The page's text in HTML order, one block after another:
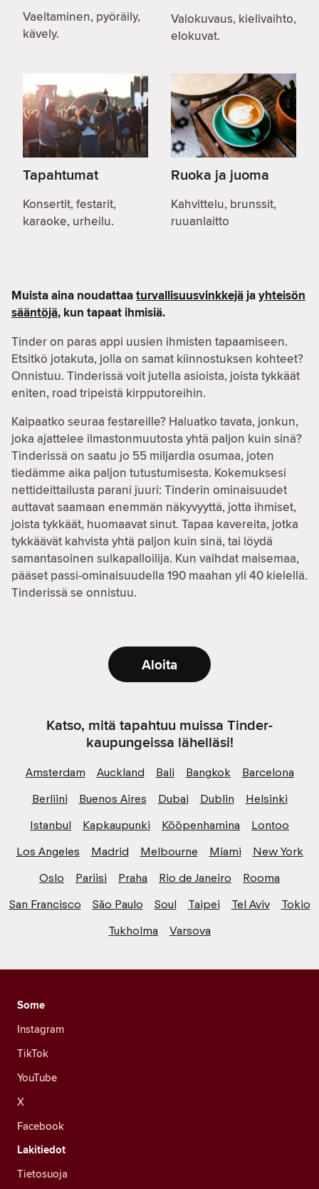
Vaeltaminen, pyöräily,
kävely.
Valokuvaus, kielivaihto,
elokuvat.
Tapahtumat
Konsertit, festarit,
karaoke, urheilu.
Ruoka ja juoma
Kahvittelu, brunssit,
ruuanlaitto
Muista aina noudattaaturvallisuusvinkkejäjayhteisön
sääntöjä, kun tapaat ihmisiä.
Tinder on paras appi uusien ihmisten tapaamiseen.
Etsitkö jotakuta, jolla on samat kiinnostuksen kohteet?
Onnistuu. Tinderissä voit jutella asioista, joista tykkäät
eniten, road tripeistä kirpputoreihin.
Kaipaatko seuraa festareille? Haluatko tavata, jonkun,
joka ajattelee ilmastonmuutosta yhtä paljon kuin sinä?
Tinderissä on saatu jo 55 miljardia osumaa, joten
tiedämme aika paljon tutustumisesta. Kokemuksesi
nettideittailusta parani juuri: Tinderin ominaisuudet
auttavat saamaan enemmän näkyvyyttä, jotta ihmiset,
joista tykkäät, huomaavat sinut. Tapaa kavereita, jotka
tykkäävät kahvista yhtä paljon kuin sinä, tai löydä
samantasoinen sulkapalloilija. Kun vaihdat maisemaa,
pääset passi-ominaisuudella 190 maahan yli 40 kielellä.
Tinderissä se onnistuu.
Aloita
Katso, mitä tapahtuu muissa Tinder-
kaupungeissa lähelläsi!
Amsterdam Auckland Bali Bangkok
Barcelona
Berliini
Buenos Aires Dubai Dublin
Helsinki
Istanbul
Kapkaupunki Kööpenhamina
Lontoo
Los Angeles
Madrid Melbourne Miami
New York
Oslo
Pariisi Praha Rio de Janeiro
Rooma
San Francisco
São Paulo Soul Taipei Tel Aviv
Tokio
Tukholma
Varsova
Some
Instagram
TikTok
YouTube
X
Facebook
Lakitiedot
Tietosuoja